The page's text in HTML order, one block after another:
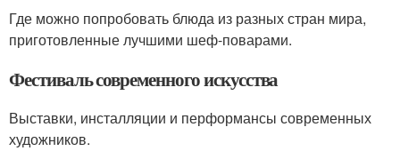
Где можно попробовать блюда из разных стран мира,
приготовленные лучшими шеф-поварами.
Фестиваль современного искусства
Выставки, инсталляции и перформансы современных
художников.